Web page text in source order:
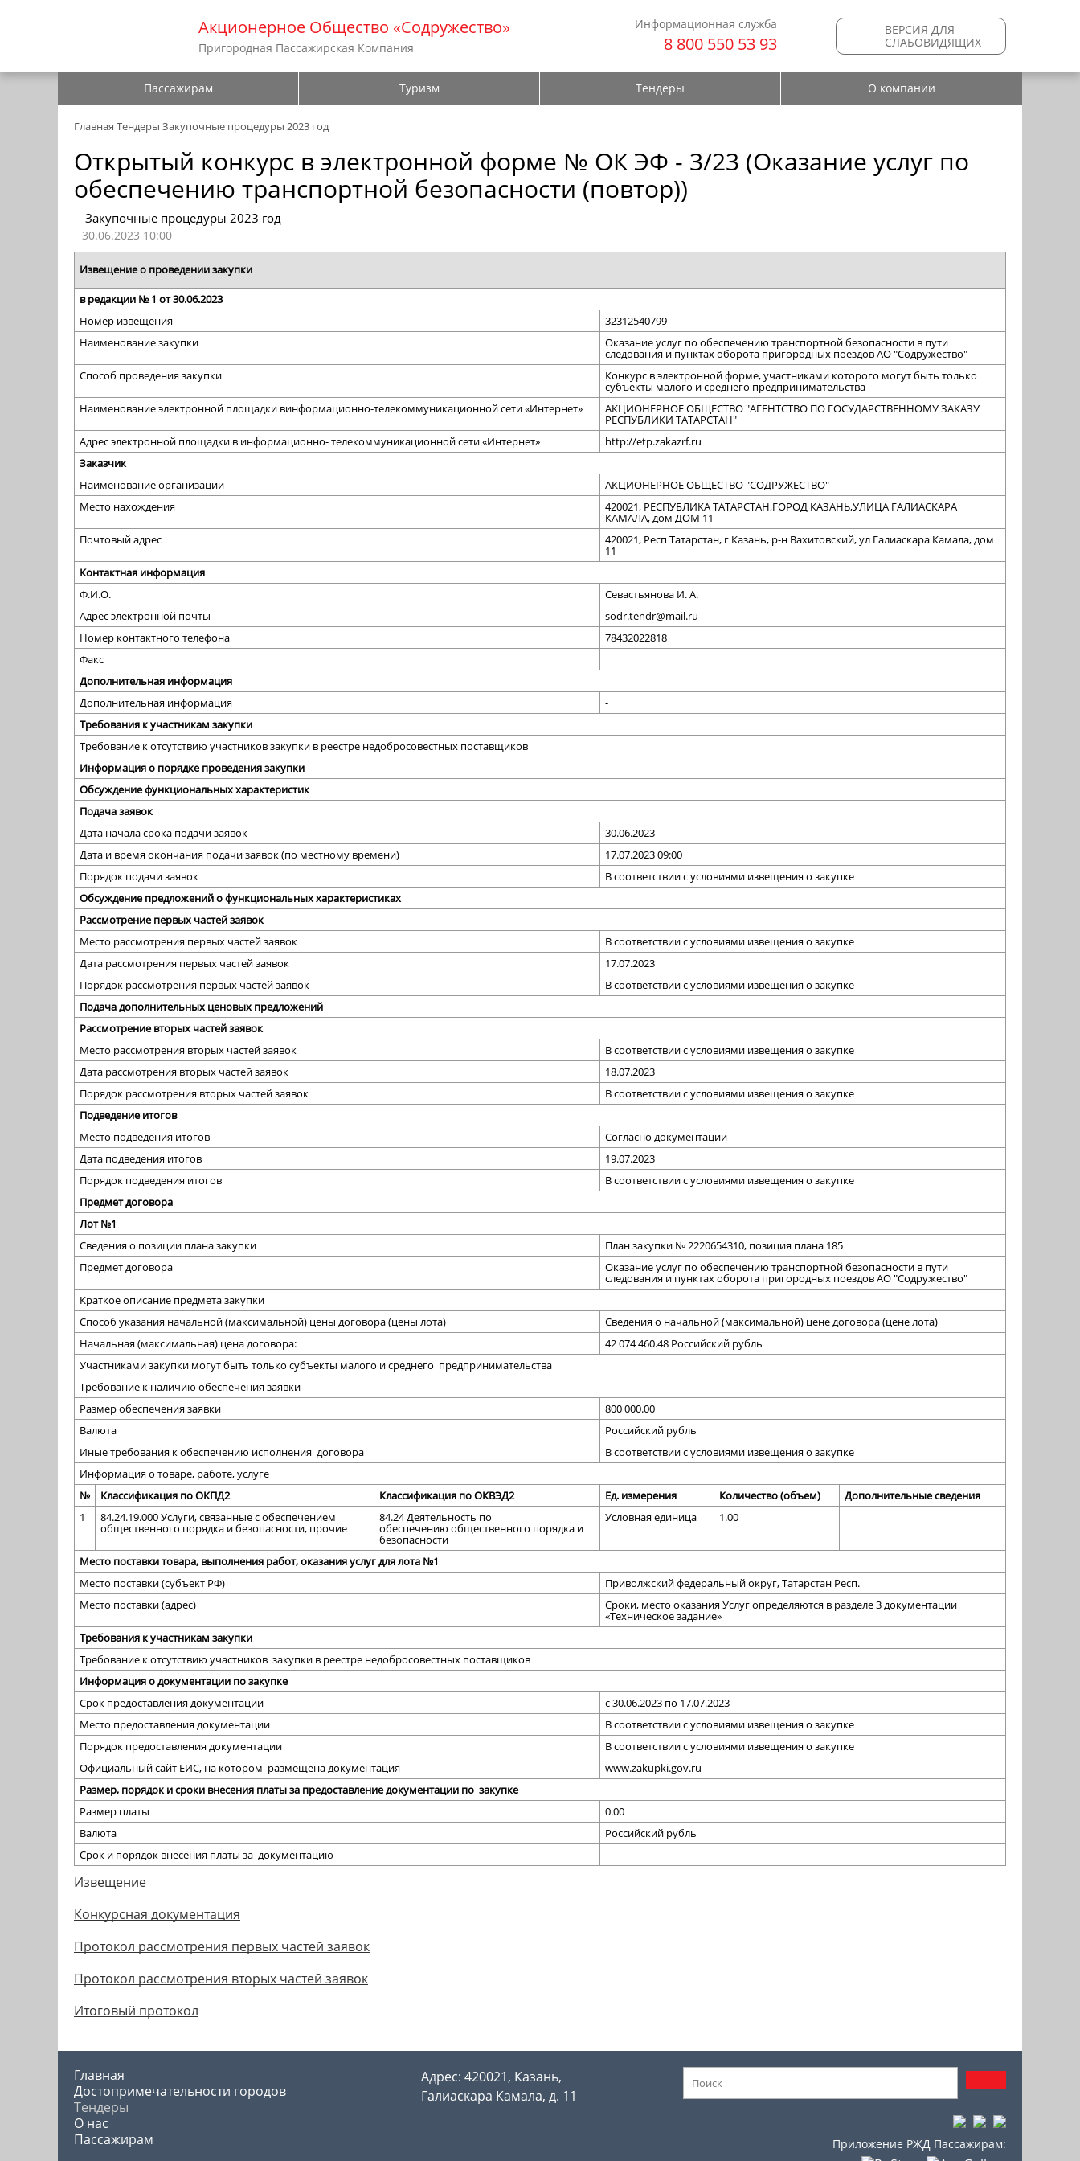
Акционерное Общество «Содружество»
Пригородная Пассажирская Компания
Информационная служба
8 800 550 53 93
ВЕРСИЯ ДЛЯ
СЛАБОВИДЯЩИХ
Пассажирам Туризм Тендеры О компании
Главная Тендеры Закупочные процедуры 2023 год
Открытый конкурс в электронной форме № ОК ЭФ - 3/23 (Оказание услуг по
обеспечению транспортной безопасности (повтор))
Закупочные процедуры 2023 год
30.06.2023 10:00
Извещение о проведении закупки
в редакции № 1 от 30.06.2023
Номер извещения
32312540799
Наименование закупки
Оказание услуг по обеспечению транспортной безопасности в пути
следования и пунктах оборота пригородных поездов АО "Содружество"
Способ проведения закупки
Конкурс в электронной форме, участниками которого могут быть только
субъекты малого и среднего предпринимательства
Наименование электронной площадки винформационно-телекоммуникационной сети «Интернет»
АКЦИОНЕРНОЕ ОБЩЕСТВО "АГЕНТСТВО ПО ГОСУДАРСТВЕННОМУ ЗАКАЗУ
РЕСПУБЛИКИ ТАТАРСТАН"
Адрес электронной площадки в информационно- телекоммуникационной сети «Интернет»
http://etp.zakazrf.ru
Заказчик
Наименование организации
АКЦИОНЕРНОЕ ОБЩЕСТВО "СОДРУЖЕСТВО"
Место нахождения
420021, РЕСПУБЛИКА ТАТАРСТАН,ГОРОД КАЗАНЬ,УЛИЦА ГАЛИАСКАРА
КАМАЛА, дом ДОМ 11
Почтовый адрес
420021, Респ Татарстан, г Казань, р-н Вахитовский, ул Галиаскара Камала, дом
11
Контактная информация
Ф.И.О.
Севастьянова И. А.
Адрес электронной почты
sodr.tendr@mail.ru
Номер контактного телефона
78432022818
Факс
Дополнительная информация
Дополнительная информация
-
Требования к участникам закупки
Требование к отсутствию участников закупки в реестре недобросовестных поставщиков
Информация о порядке проведения закупки
Обсуждение функциональных характеристик
Подача заявок
Дата начала срока подачи заявок
30.06.2023
Дата и время окончания подачи заявок (по местному времени)
17.07.2023 09:00
Порядок подачи заявок
В соответствии с условиями извещения о закупке
Обсуждение предложений о функциональных характеристиках
Рассмотрение первых частей заявок
Место рассмотрения первых частей заявок
В соответствии с условиями извещения о закупке
Дата рассмотрения первых частей заявок
17.07.2023
Порядок рассмотрения первых частей заявок
В соответствии с условиями извещения о закупке
Подача дополнительных ценовых предложений
Рассмотрение вторых частей заявок
Место рассмотрения вторых частей заявок
В соответствии с условиями извещения о закупке
Дата рассмотрения вторых частей заявок
18.07.2023
Порядок рассмотрения вторых частей заявок
В соответствии с условиями извещения о закупке
Подведение итогов
Место подведения итогов
Согласно документации
Дата подведения итогов
19.07.2023
Порядок подведения итогов
В соответствии с условиями извещения о закупке
Предмет договора
Лот №1
Сведения о позиции плана закупки
План закупки № 2220654310, позиция плана 185
Предмет договора
Оказание услуг по обеспечению транспортной безопасности в пути
следования и пунктах оборота пригородных поездов АО "Содружество"
Краткое описание предмета закупки
Способ указания начальной (максимальной) цены договора (цены лота)
Сведения о начальной (максимальной) цене договора (цене лота)
Начальная (максимальная) цена договора:
42 074 460.48 Российский рубль
Участниками закупки могут быть только субъекты малого и среднего предпринимательства
Требование к наличию обеспечения заявки
Размер обеспечения заявки
800 000.00
Валюта
Российский рубль
Иные требования к обеспечению исполнения договора
В соответствии с условиями извещения о закупке
Информация о товаре, работе, услуге
№
Классификация по ОКПД2 Классификация по ОКВЭД2 Ед. измерения Количество (объем)
Дополнительные сведения
1
84.24.19.000 Услуги, связанные с обеспечением
общественного порядка и безопасности, прочие
84.24 Деятельность по
обеспечению общественного порядка и
безопасности
Условная единица 1.00
Место поставки товара, выполнения работ, оказания услуг для лота №1
Место поставки (субъект РФ)
Приволжский федеральный округ, Татарстан Респ.
Место поставки (адрес)
Сроки, место оказания Услуг определяются в разделе 3 документации
«Техническое задание»
Требования к участникам закупки
Требование к отсутствию участников закупки в реестре недобросовестных поставщиков
Информация о документации по закупке
Срок предоставления документации
с 30.06.2023 по 17.07.2023
Место предоставления документации
В соответствии с условиями извещения о закупке
Порядок предоставления документации
В соответствии с условиями извещения о закупке
Официальный сайт ЕИС, на котором размещена документация
www.zakupki.gov.ru
Размер, порядок и сроки внесения платы за предоставление документации по закупке
Размер платы
0.00
Валюта
Российский рубль
Срок и порядок внесения платы за документацию
-
Извещение
Конкурсная документация
Протокол рассмотрения первых частей заявок
Протокол рассмотрения вторых частей заявок
Итоговый протокол
Главная
Достопримечательности городов
Тендеры
О нас
Пассажирам
Адрес: 420021, Казань,
Галиаскара Камала, д. 11
Приложение РЖД Пассажирам: